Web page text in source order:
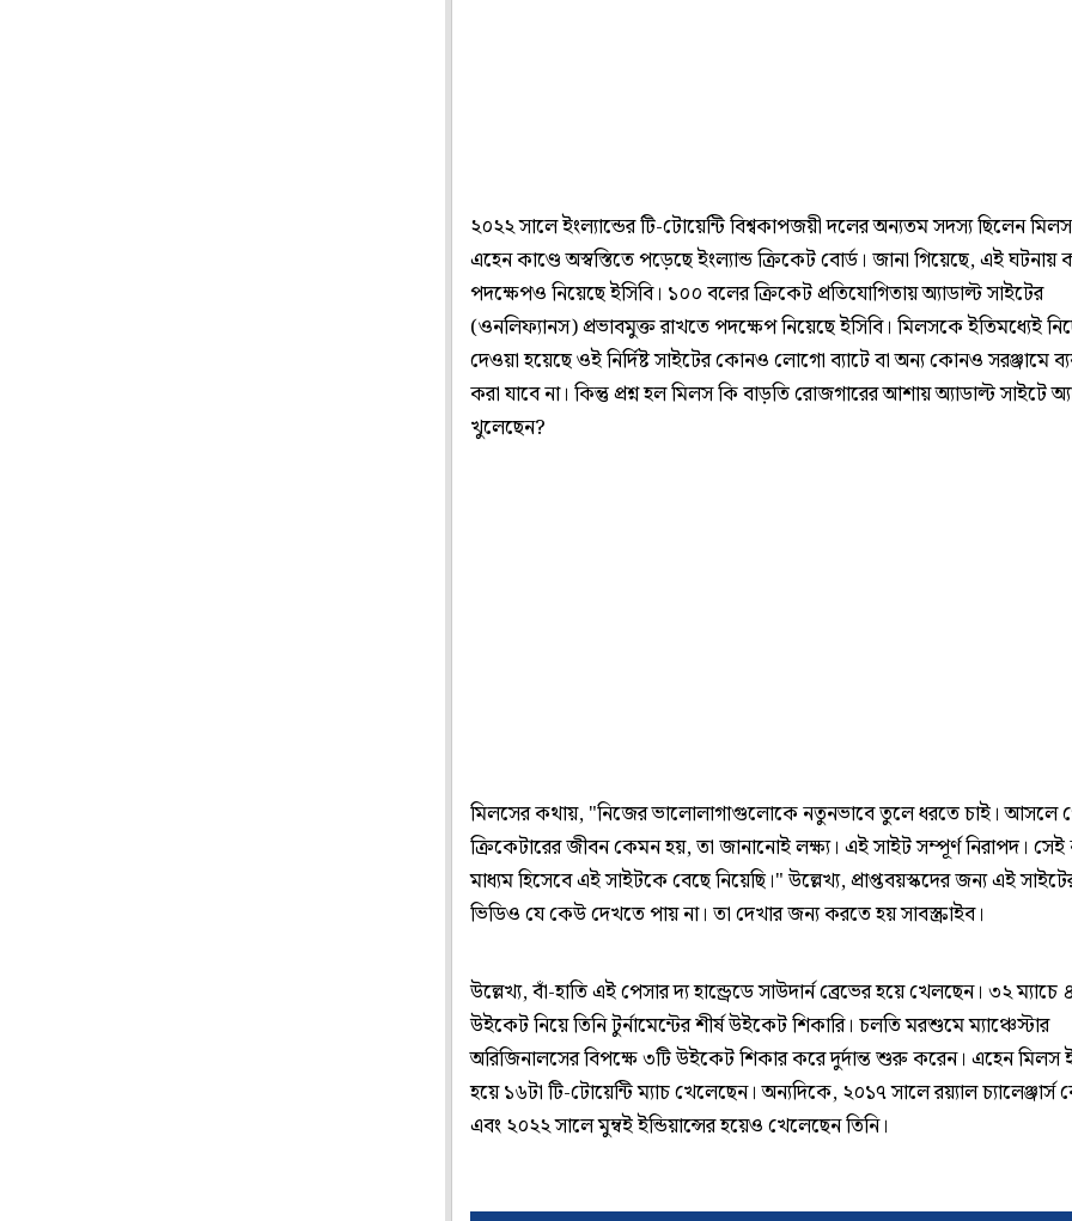
২০২২ সালে ইংল্যান্ডের টি-টোয়েন্টি বিশ্বকাপজয়ী দলের অন্যতম সদস্য ছিলেন
এহেন কাণ্ডে অস্বস্তিতে পড়েছে ইংল্যান্ড ক্রিকেট বোর্ড। জানা গিয়েছে, এই ঘটনায়
পদক্ষেপও নিয়েছে ইসিবি। ১০০ বলের ক্রিকেট প্রতিযোগিতায় অ্যাডাল্ট সাইটের
(ওনলিফ্যানস) প্রভাবমুক্ত রাখতে পদক্ষেপ নিয়েছে ইসিবি। মিলসকে ইতিমধ্যেই
দেওয়া হয়েছে ওই নির্দিষ্ট সাইটের কোনও লোগো ব্যাটে বা অন্য কোনও সরঞ্জামে
করা যাবে না। কিন্তু প্রশ্ন হল মিলস কি বাড়তি রোজগারের আশায় অ্যাডাল্ট সাইটে
খুলেছেন?
মিলসের কথায়, "নিজের ভালোলাগাগুলোকে নতুনভাবে তুলে ধরতে চাই। আসলে
ক্রিকেটারের জীবন কেমন হয়, তা জানানোই লক্ষ্য। এই সাইট সম্পূর্ণ নিরাপদ। সেই
মাধ্যম হিসেবে এই সাইটকে বেছে নিয়েছি।" উল্লেখ্য, প্রাপ্তবয়স্কদের জন্য এই
ভিডিও যে কেউ দেখতে পায় না। তা দেখার জন্য করতে হয় সাবস্ক্রাইব।
উল্লেখ্য, বাঁ-হাতি এই পেসার দ্য হান্ড্রেডে সাউদার্ন ব্রেভের হয়ে খেলছেন। ৩২ ম্যাচে
উইকেট নিয়ে তিনি টুর্নামেন্টের শীর্ষ উইকেট শিকারি। চলতি মরশুমে ম্যাঞ্চেস্টার
অরিজিনালসের বিপক্ষে ৩টি উইকেট শিকার করে দুর্দান্ত শুরু করেন। এহেন মিলস
হয়ে ১৬টা টি-টোয়েন্টি ম্যাচ খেলেছেন। অন্যদিকে, ২০১৭ সালে রয়্যাল চ্যালেঞ্জার্স
এবং ২০২২ সালে মুম্বই ইন্ডিয়ান্সের হয়েও খেলেছেন তিনি।